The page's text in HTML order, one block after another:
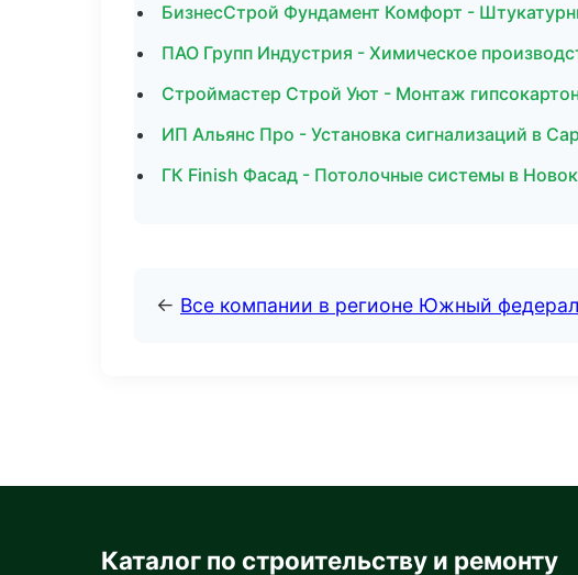
БизнесСтрой Фундамент Комфорт -
ПАО Групп Индустрия - Химическое
Строймастер Строй Уют - Монтаж
ИП Альянс Про - Установка сигнализаций в
ГК Finish Фасад - Потолочные системы в
← Все компании в регионе Южный
Каталог по строительству и ремонту